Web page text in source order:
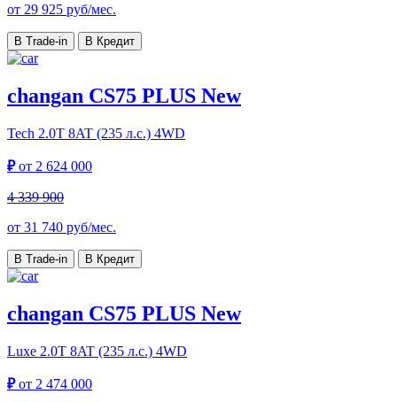
от 29 925 руб/мес.
В Trade-in В Кредит
changan CS75 PLUS New
Tech 2.0T 8AT (235 л.с.) 4WD
₽от 2 624 000
4 339 900
от 31 740 руб/мес.
В Trade-in В Кредит
changan CS75 PLUS New
Luxe 2.0T 8AT (235 л.с.) 4WD
₽от 2 474 000